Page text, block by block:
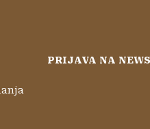
PRIJAVA NA